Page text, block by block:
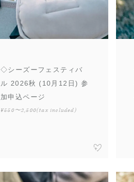
◇シーズーフェスティバ
ル 2026秋 (10月12日) 参
加申込ページ
¥550〜2,500(tax included)